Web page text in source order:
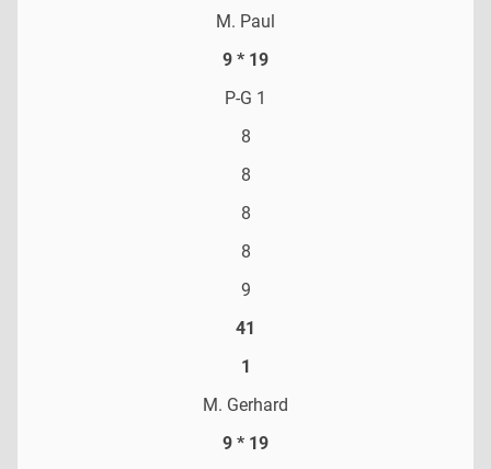
M. Paul
9 * 19
P-G 1
8
8
8
8
9
41
1
M. Gerhard
9 * 19